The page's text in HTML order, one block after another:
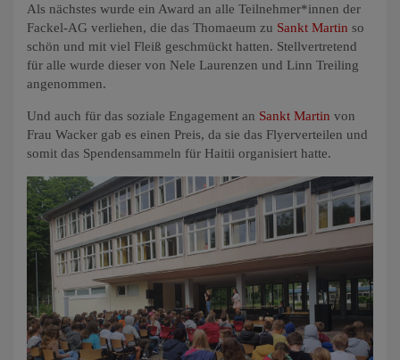
Als nächstes wurde ein Award an alle Teilnehmer*innen der
Fackel-AG verliehen, die das Thomaeum zu Sankt Martin so
schön und mit viel Fleiß geschmückt hatten. Stellvertretend
für alle wurde dieser von Nele Laurenzen und Linn Treiling
angenommen.
Und auch für das soziale Engagement an Sankt Martin von
Frau Wacker gab es einen Preis, da sie das Flyerverteilen und
somit das Spendensammeln für Haitii organisiert hatte.